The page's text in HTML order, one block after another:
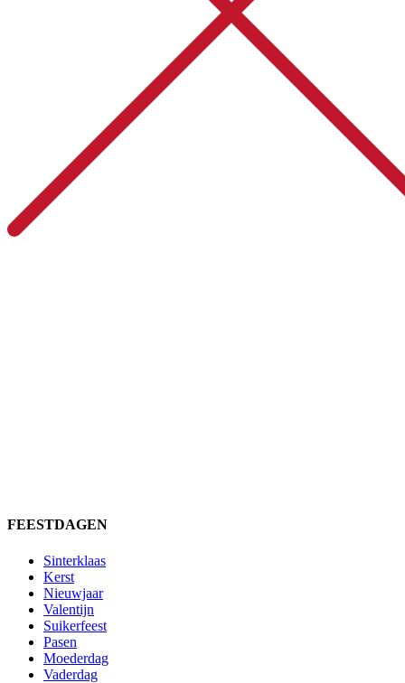
FEESTDAGEN
Sinterklaas
Kerst
Nieuwjaar
Valentijn
Suikerfeest
Pasen
Moederdag
Vaderdag